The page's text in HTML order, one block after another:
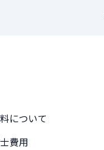
について
費用